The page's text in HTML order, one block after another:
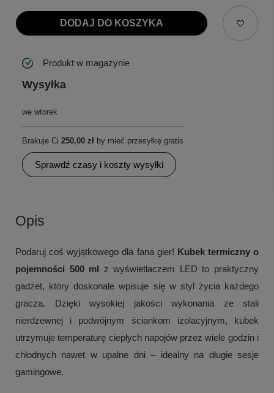
DODAJ DO KOSZYKA
Produkt w magazynie
Wysyłka
we wtorek
Brakuje Ci 250,00 zł by mieć przesyłkę gratis
Sprawdź czasy i koszty wysyłki
Opis
Podaruj coś wyjątkowego dla fana gier! Kubek termiczny o
pojemności 500 ml z wyświetlaczem LED to praktyczny
gadżet, który doskonale wpisuje się w styl życia każdego
gracza. Dzięki wysokiej jakości wykonania ze stali
nierdzewnej i podwójnym ściankom izolacyjnym, kubek
utrzymuje temperaturę ciepłych napojów przez wiele godzin i
chłodnych nawet w upalne dni – idealny na długie sesje
gamingowe.